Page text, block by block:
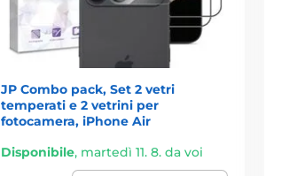
JP Combo pack, Set 2 vetri
temperati e 2 vetrini per
fotocamera, iPhone Air
Disponibile, martedì 11. 8. da voi